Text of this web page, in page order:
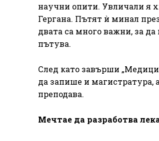
научни опити. Увличали я
Гергана. Пътят ѝ минал
двата са много важни, за
пътува.
След като завърши
да запише и магистратура,
преподава.
Мечтае да разработва